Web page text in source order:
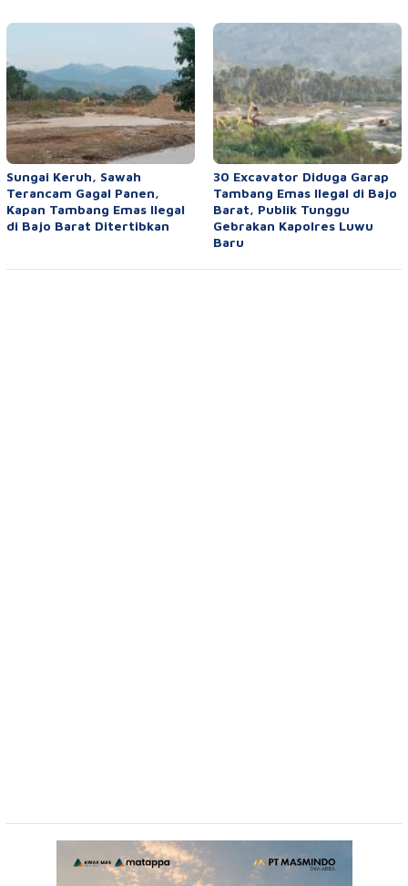
Sungai Keruh, Sawah
Terancam Gagal Panen,
Kapan Tambang Emas Ilegal
di Bajo Barat Ditertibkan
30 Excavator Diduga Garap
Tambang Emas Ilegal di Bajo
Barat, Publik Tunggu
Gebrakan Kapolres Luwu
Baru